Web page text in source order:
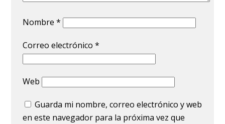
Nombre*
Correo electrónico*
Web
Guarda mi nombre, correo electrónico y web
en este navegador para la próxima vez que